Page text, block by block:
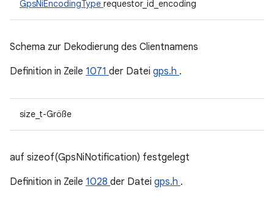
GpsNiEncodingType requestor_id_encoding
Schema zur Dekodierung des Clientnamens
Definition in Zeile 1071 der Datei gps.h .
size_t-Größe
auf sizeof(GpsNiNotification) festgelegt
Definition in Zeile 1028 der Datei gps.h .